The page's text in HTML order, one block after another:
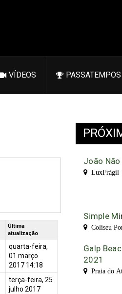
VÍDEOS PASSATEMPOS
Última
atualização
quarta-feira,
01 março
2017 14:18
terça-feira, 25
julho 2017
João Não
LuxFrágil
Simple
Coliseu
Galp
2021
Praia do